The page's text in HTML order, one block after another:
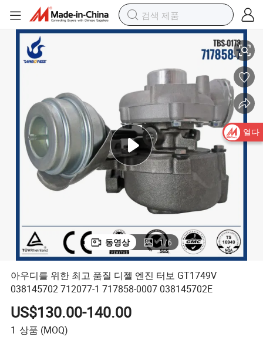
0007 038145702E
아우디를 위한 최고 품질 디젤 엔진 터보 GT1749V 038145702 712077-
동영상 1/6
아우디를 위한 최고 품질 디젤 엔진 터보 GT1749V
038145702 712077-1 717858-0007 038145702E
US$130.00-140.00
1 상품 (MOQ)
열다